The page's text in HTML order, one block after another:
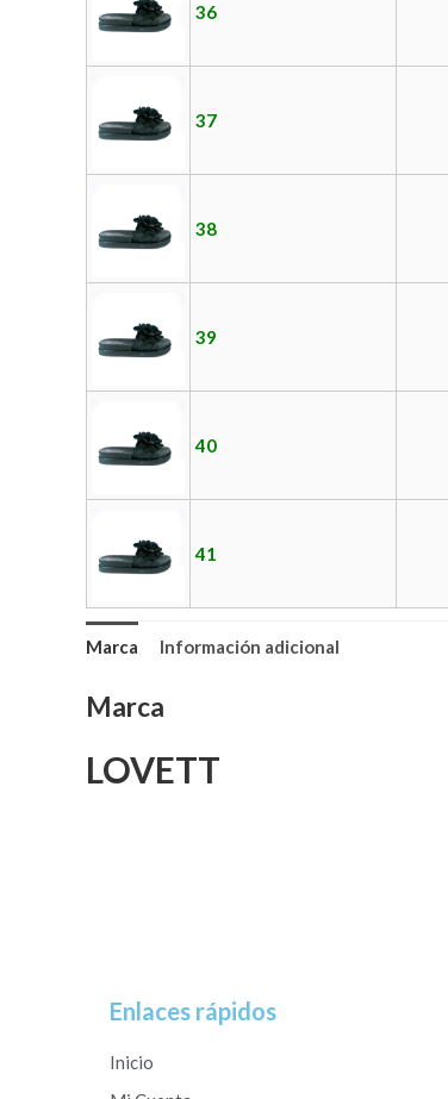
36
37
38
39
40
41
Marca Información adicional
Marca
LOVETT
Enlaces rápidos
Inicio